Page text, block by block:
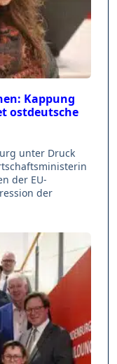
Kappung
ostdeutsche
unter Druck
der EU-
der